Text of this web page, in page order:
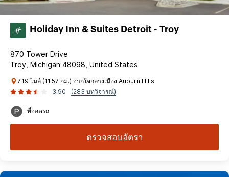
Holiday Inn & Suites Detroit - Troy
870 Tower Drive
Troy, Michigan 48098, United States
7.19 ไมล์ (11.57 กม.) จากใจกลางเมือง Auburn Hills
3.90
(283 บทวิจารณ์)
ที่จอดรถ
ตรวจสอบอัตรา